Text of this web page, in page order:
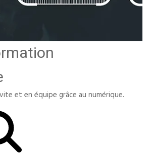
et en équipe grâce au numérique.